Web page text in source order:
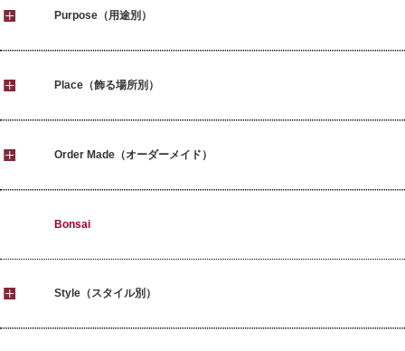
Purpose（用途別）
Place（飾る場所別）
Order Made（オーダーメイド）
Bonsai
Style（スタイル別）